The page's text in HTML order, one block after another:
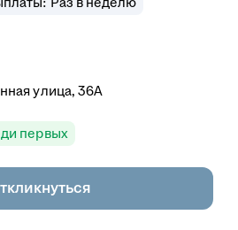
улица, 36А
первых